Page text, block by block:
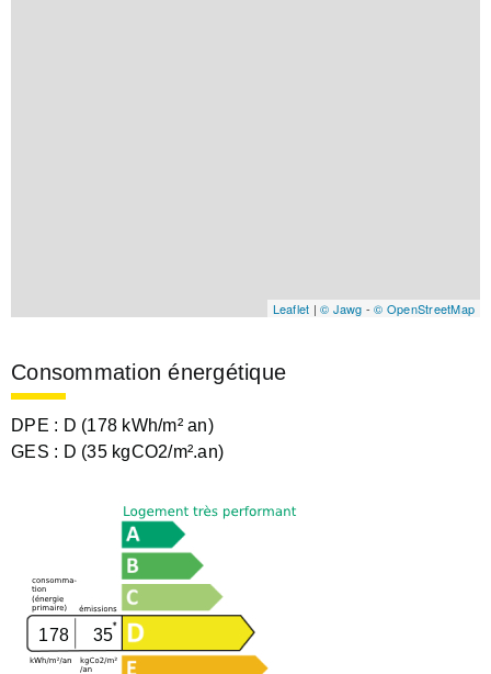
Leaflet | © Jawg -© OpenStreetMap
Consommation énergétique
DPE : D (178 kWh/m² an)
GES : D (35 kgCO2/m².an)
178 35